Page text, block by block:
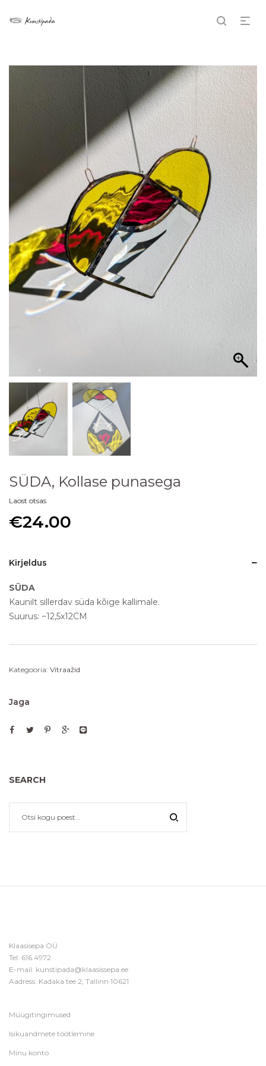
SÜDA, Kollase punasega
Laost otsas
€24.00
Kirjeldus
SÜDA
Kaunilt sillerdav süda kõige kallimale.
Suurus: ~12,5x12CM
Kategooria: Vitraažid
Jaga
SEARCH
Klaasisepa OÜ
Tel: 616 4972
E-mail: kunstipada@klaasissepa.ee
Aadress: Kadaka tee 2, Tallinn 10621
Müügitingimused
Isikuandmete töötlemine
Minu konto